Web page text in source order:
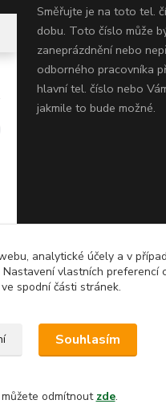
Směřujte je na toto tel.
dobu. Toto číslo může
zaneprázdnění nebo
odborného pracovníka
hlavní tel. číslo nebo
jakmile to bude možné.
analytické účely a v
vlastních preferencí
spodní části stránek.
Souhlasím
odmítnout zde.